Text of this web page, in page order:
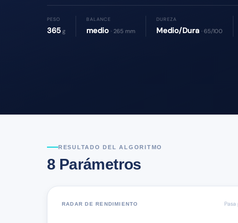
PESO
365 g
BALANCE
medio · 265 mm
DUREZA
Medio/Dura · 65/100
RESULTADO DEL ALGORITMO
8 Parámetros
RADAR DE RENDIMIENTO